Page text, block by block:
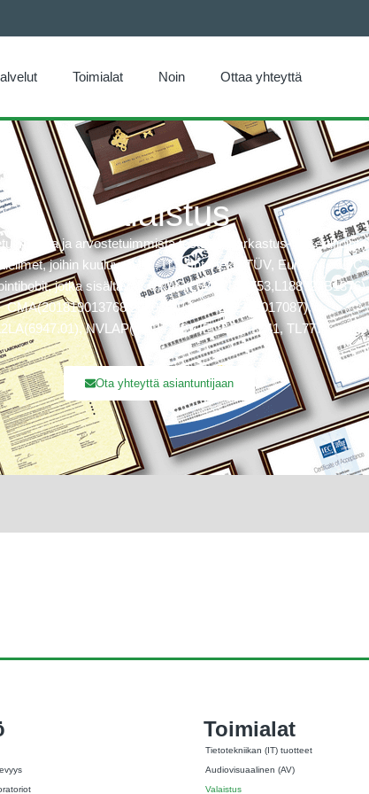
Toimialat Noin Ottaa yhteyttä
Valaistus
ja arvostetuimmista testaus-, tarkastus- ja
joihin kuuluvat: UL, ITS (Intertek), TÜV, Eurofins, CQC,
jotka sisältävät: CNAS(L6214,L13753,L18872,IB1376),
CMA(201819013768,202019014977,202319017087),
NVLAP(600177-0), IECEE(TL541, TL777)
Ota yhteyttä asiantuntijaan
Toimialat
Tietotekniikan (IT) tuotteet
Audiovisuaalinen (AV)
Valaistus